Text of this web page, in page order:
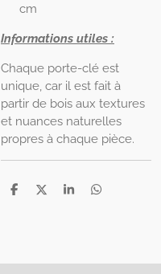
cm
Informations utiles :
Chaque porte-clé est
unique, car il est fait à
partir de bois aux textures
et nuances naturelles
propres à chaque pièce.
P
e
P
e
P
e
P
e